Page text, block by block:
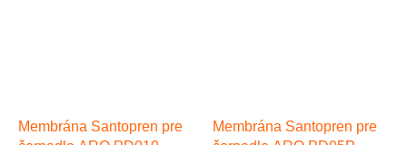
Membrána Santopren pre
Membrána Santopren pre